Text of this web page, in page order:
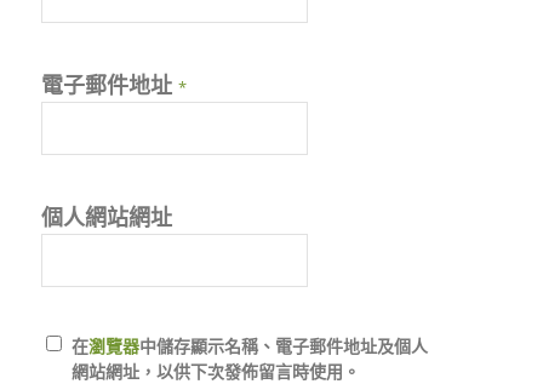
電子郵件地址 *
個人網站網址
在瀏覽器中儲存顯示名稱、電子郵件地址及個人
網站網址，以供下次發佈留言時使用。